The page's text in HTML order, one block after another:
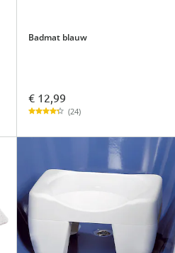
Badmat blauw
€ 12,99
(24)